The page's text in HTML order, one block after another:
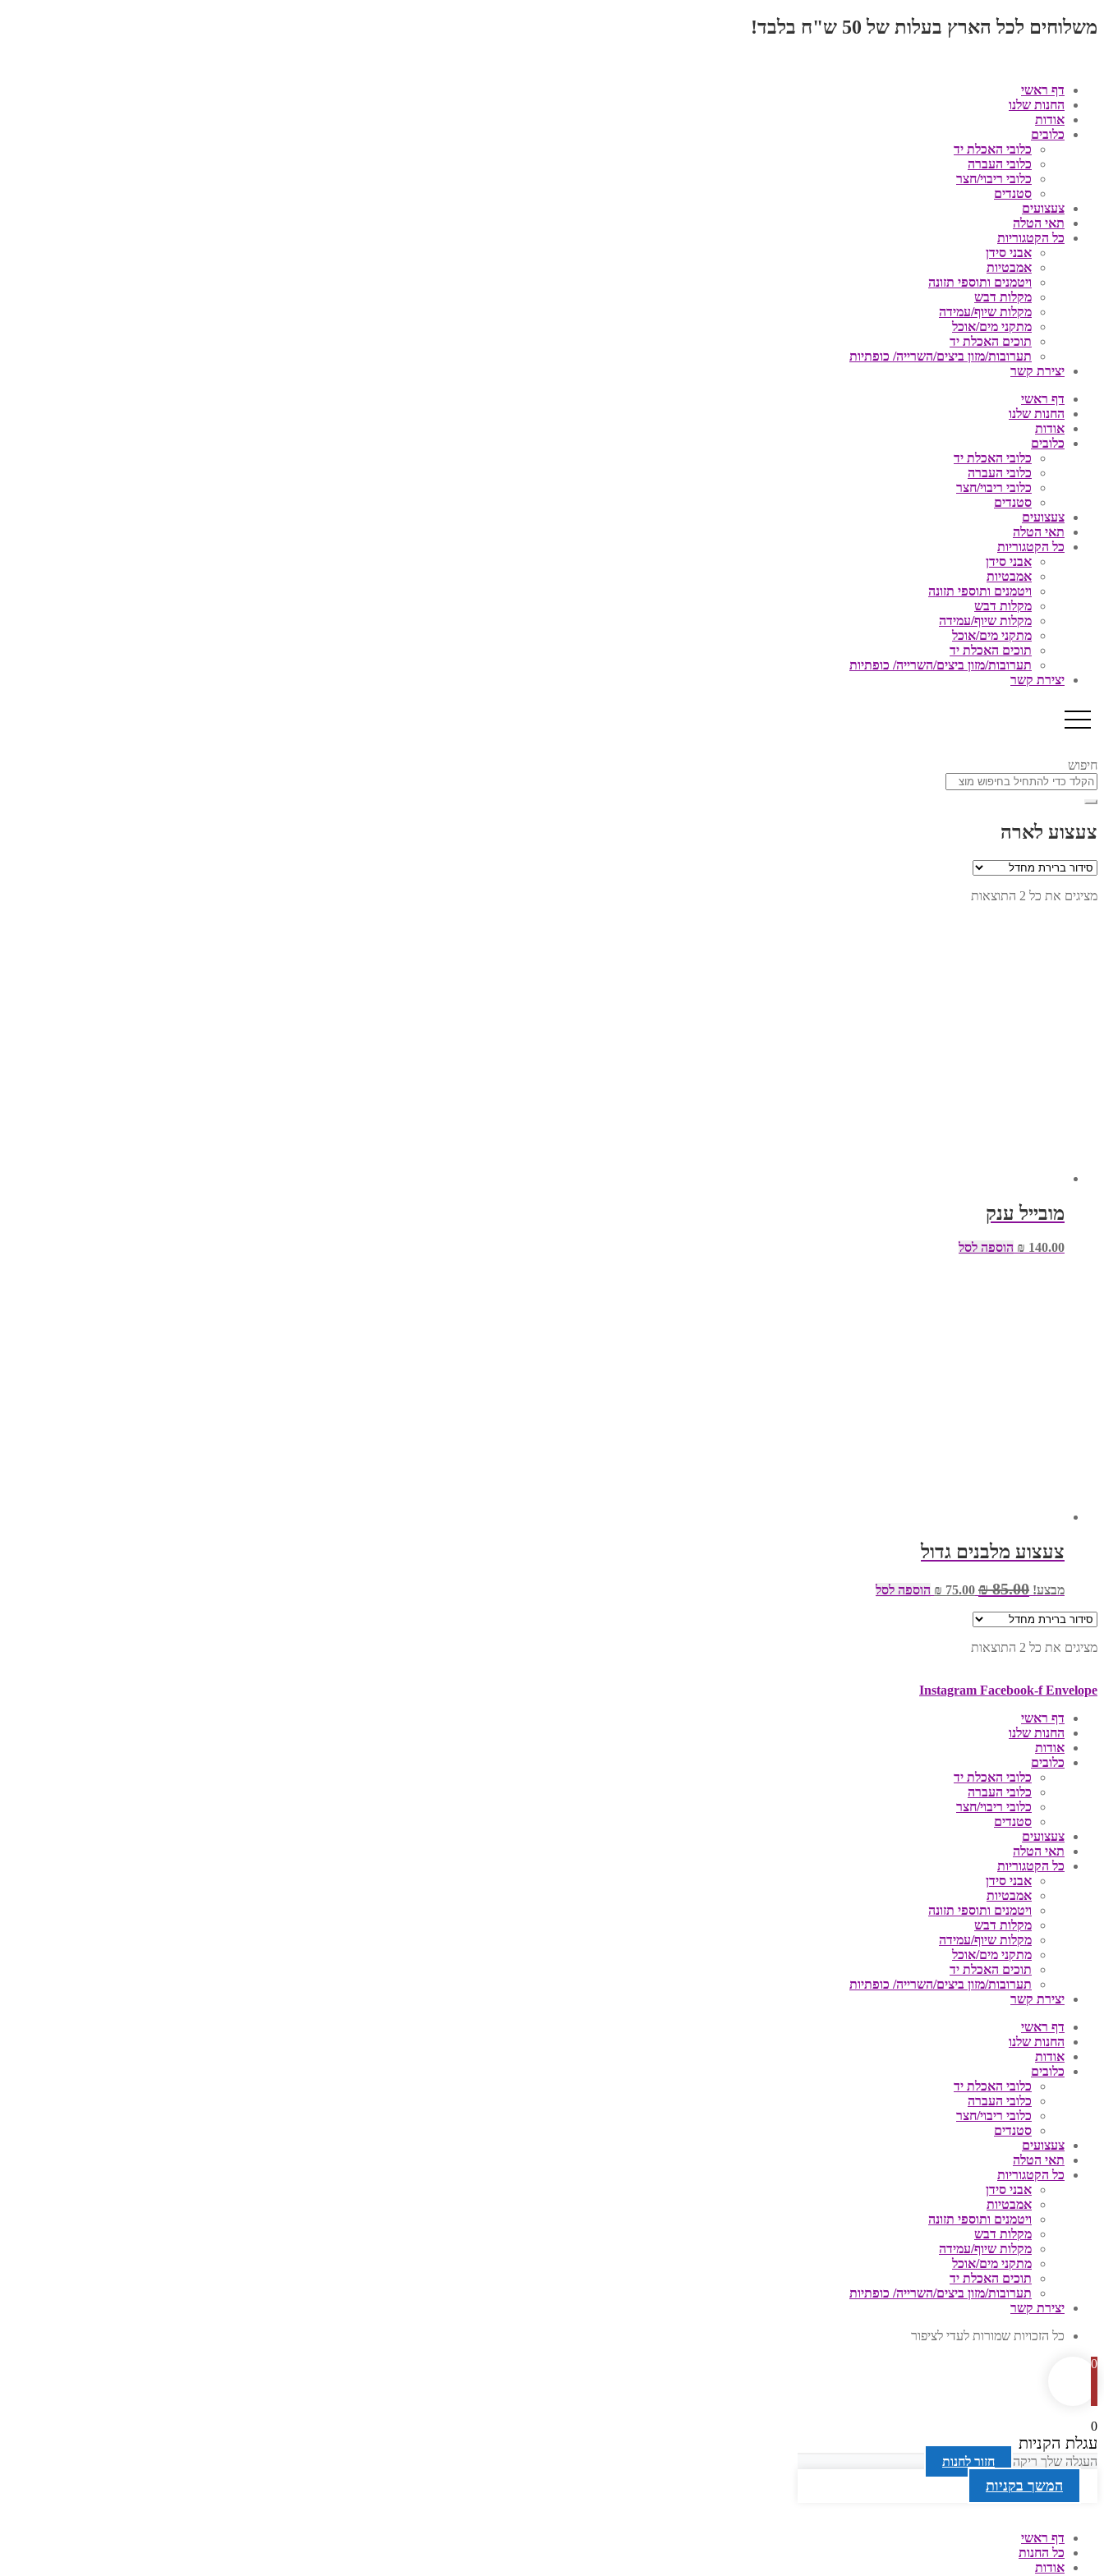
משלוחים לכל הארץ בעלות של 50 ש"ח בלבד!
דף ראשי
החנות שלנו
אודות
כלובים
כלובי האכלת יד
כלובי העברה
כלובי ריבוי/חצר
סטנדים
צעצועים
תאי הטלה
כל הקטגוריות
אבני סידן
אמבטיות
ויטמנים ותוספי תזונה
מקלות דבש
מקלות שיוף/עמידה
מתקני מים/אוכל
תוכים האכלת יד
תערובות/מזון ביצים/השרייה/ כופתיות
יצירת קשר
דף ראשי
החנות שלנו
אודות
כלובים
כלובי האכלת יד
כלובי העברה
כלובי ריבוי/חצר
סטנדים
צעצועים
תאי הטלה
כל הקטגוריות
אבני סידן
אמבטיות
ויטמנים ותוספי תזונה
מקלות דבש
מקלות שיוף/עמידה
מתקני מים/אוכל
תוכים האכלת יד
תערובות/מזון ביצים/השרייה/ כופתיות
יצירת קשר
חיפוש
צעצוע לארה
מציגים את כל ⁦2⁩ התוצאות
מובייל ענק
₪ 140.00 הוספה לסל
צעצוע מלבנים גדול
מבצע! ₪85.00
המחיר
המקורי
היה:
₪ 85.00.
₪ 75.00
המחיר
הנוכחי
הוספה לסל
מציגים את כל ⁦2⁩ התוצאות
Instagram Facebook-f Envelope
דף ראשי
החנות שלנו
אודות
כלובים
כלובי האכלת יד
כלובי העברה
כלובי ריבוי/חצר
סטנדים
צעצועים
תאי הטלה
כל הקטגוריות
אבני סידן
אמבטיות
ויטמנים ותוספי תזונה
מקלות דבש
מקלות שיוף/עמידה
מתקני מים/אוכל
תוכים האכלת יד
תערובות/מזון ביצים/השרייה/ כופתיות
יצירת קשר
דף ראשי
החנות שלנו
אודות
כלובים
כלובי האכלת יד
כלובי העברה
כלובי ריבוי/חצר
סטנדים
צעצועים
תאי הטלה
כל הקטגוריות
אבני סידן
אמבטיות
ויטמנים ותוספי תזונה
מקלות דבש
מקלות שיוף/עמידה
מתקני מים/אוכל
תוכים האכלת יד
תערובות/מזון ביצים/השרייה/ כופתיות
יצירת קשר
כל הזכויות שמורות לעדי לציפור
0
0
עגלת הקניות
העגלה שלך ריקה חזור לחנות
המשך בקניות
דף ראשי
כל החנות
אודות